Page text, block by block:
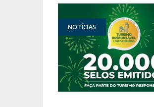
NOTÍCIAS